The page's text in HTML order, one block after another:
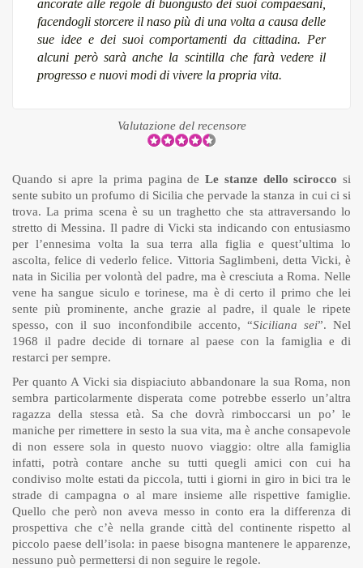
ancorate alle regole di buongusto dei suoi compaesani,
facendogli storcere il naso più di una volta a causa delle
sue idee e dei suoi comportamenti da cittadina. Per
alcuni però sarà anche la scintilla che farà vedere il
progresso e nuovi modi di vivere la propria vita.
Valutazione del recensore
Quando si apre la prima pagina deLe stanze dello scirocco si
sente subito un profumo di Sicilia che pervade la stanza in cui ci si
trova. La prima scena è su un traghetto che sta attraversando lo
stretto di Messina. Il padre di Vicki sta indicando con entusiasmo
per l’ennesima volta la sua terra alla figlia e quest’ultima lo
ascolta, felice di vederlo felice. Vittoria Saglimbeni, detta Vicki, è
nata in Sicilia per volontà del padre, ma è cresciuta a Roma. Nelle
vene ha sangue siculo e torinese, ma è di certo il primo che lei
sente più prominente, anche grazie al padre, il quale le ripete
spesso, con il suo inconfondibile accento, “Siciliana sei”. Nel
1968 il padre decide di tornare al paese con la famiglia e di
restarci per sempre.
Per quanto A Vicki sia dispiaciuto abbandonare la sua Roma, non
sembra particolarmente disperata come potrebbe esserlo un’altra
ragazza della stessa età. Sa che dovrà rimboccarsi un po’ le
maniche per rimettere in sesto la sua vita, ma è anche consapevole
di non essere sola in questo nuovo viaggio: oltre alla famiglia
infatti, potrà contare anche su tutti quegli amici con cui ha
condiviso molte estati da piccola, tutti i giorni in giro in bici tra le
strade di campagna o al mare insieme alle rispettive famiglie.
Quello che però non aveva messo in conto era la differenza di
prospettiva che c’è nella grande città del continente rispetto al
piccolo paese dell’isola: in paese bisogna mantenere le apparenze,
nessuno può permettersi di non seguire le regole.